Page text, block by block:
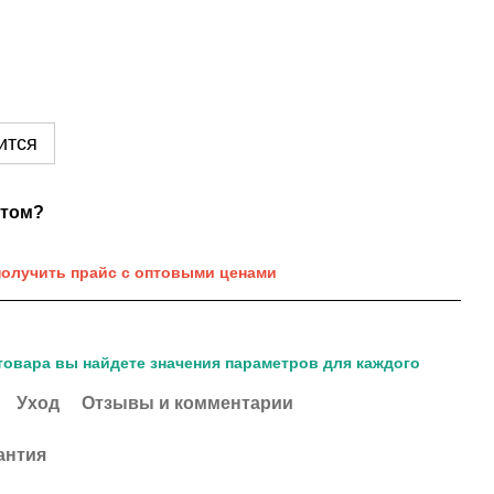
прайс с оптовыми ценами
вы найдете значения параметров для каждого
Уход Отзывы и комментарии